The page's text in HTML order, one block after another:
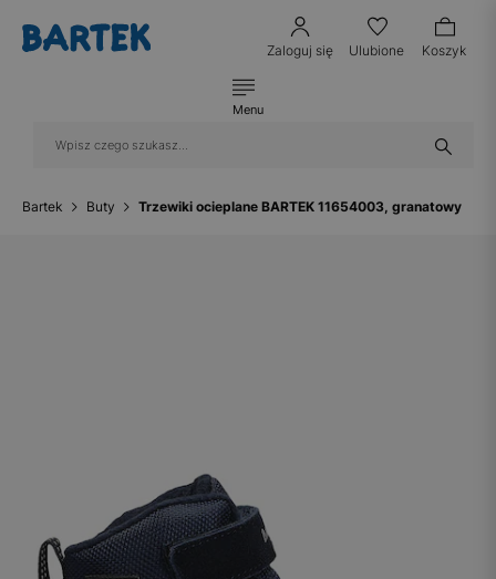
Zaloguj się Ulubione Koszyk
Menu
Bartek Buty Trzewiki ocieplane BARTEK 11654003, granatowy